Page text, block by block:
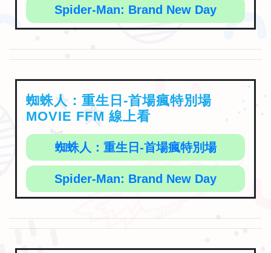
Spider-Man: Brand New Day
蜘蛛人：重生日-首場瘋特別場
MOVIE FFM 線上看
蜘蛛人：重生日-首場瘋特別場
Spider-Man: Brand New Day